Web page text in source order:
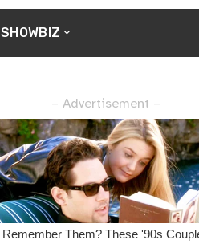
SHOWBIZ
– Advertisement –